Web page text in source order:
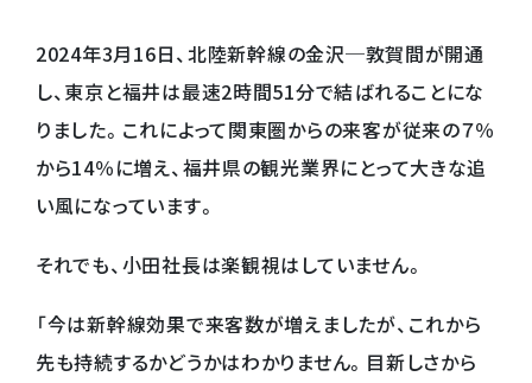
2024年3月16日、北陸新幹線の金沢─敦賀間が開通
し、東京と福井は最速2時間51分で結ばれることにな
りました。これによって関東圏からの来客が従来の７％
から14％に増え、福井県の観光業界にとって大きな追
い風になっています。
それでも、小田社長は楽観視はしていません。
「今は新幹線効果で来客数が増えましたが、これから
先も持続するかどうかはわかりません。目新しさから